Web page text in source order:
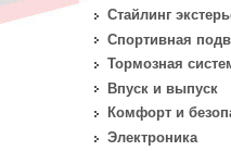
Стайлинг
Спортивная
Тормозная
Впуск и выпуск
Комфорт и
Электроника